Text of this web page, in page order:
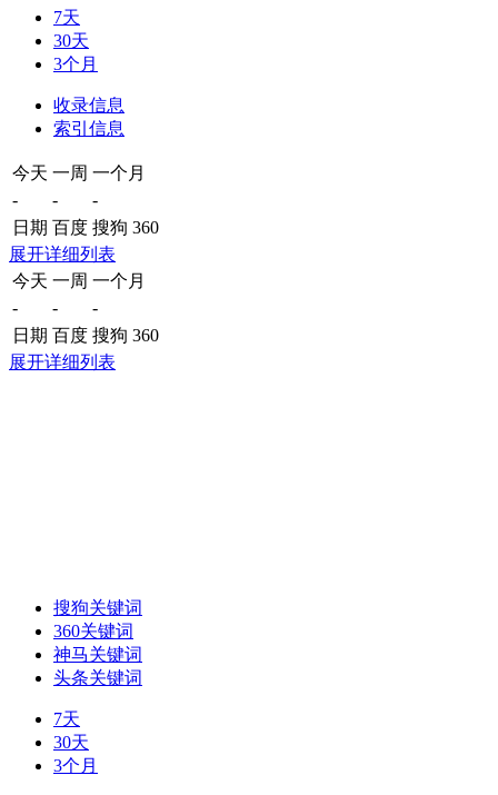
7天
30天
3个月
收录信息
索引信息
今天 一周 一个月
-
-
-
日期 百度 搜狗 360
展开详细列表
今天 一周 一个月
-
-
-
日期 百度 搜狗 360
展开详细列表
搜狗关键词
360关键词
神马关键词
头条关键词
7天
30天
3个月